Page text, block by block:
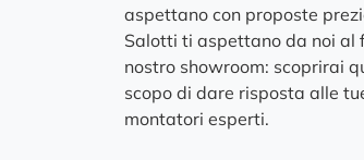
aspettano con proposte
Salotti ti aspettano da noi al
nostro showroom: scoprirai
scopo di dare risposta alle
montatori esperti.